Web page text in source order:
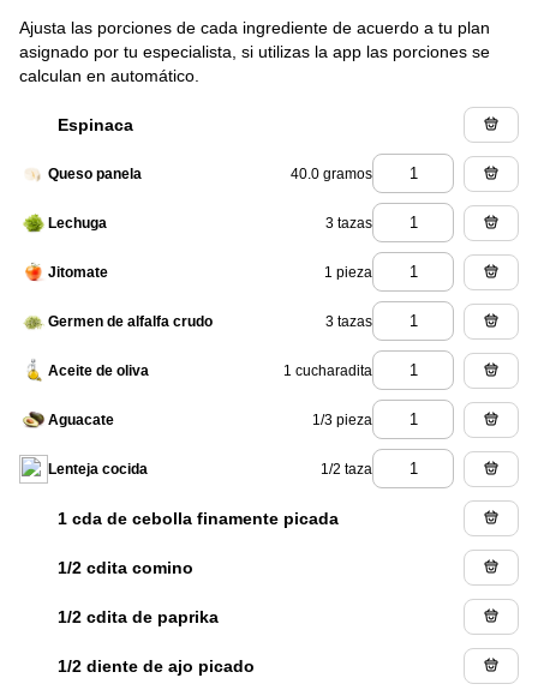
Ajusta las porciones de cada ingrediente de acuerdo a tu plan
asignado por tu especialista, si utilizas la app las porciones se
calculan en automático.
Espinaca
Queso panela 40.0 gramos
Lechuga 3 tazas
Jitomate 1 pieza
Germen de alfalfa crudo 3 tazas
Aceite de oliva 1 cucharadita
Aguacate 1/3 pieza
Lenteja cocida 1/2 taza
1 cda de cebolla finamente picada
1/2 cdita comino
1/2 cdita de paprika
1/2 diente de ajo picado